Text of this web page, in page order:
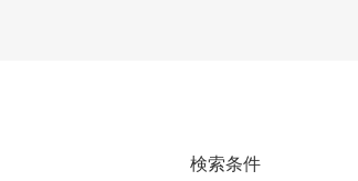
検索条件